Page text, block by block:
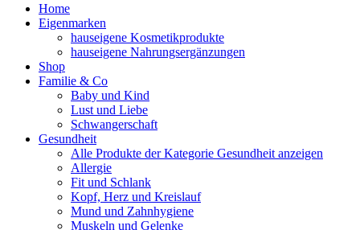
Home
Eigenmarken
hauseigene Kosmetikprodukte
hauseigene Nahrungsergänzungen
Shop
Familie & Co
Baby und Kind
Lust und Liebe
Schwangerschaft
Gesundheit
Alle Produkte der Kategorie Gesundheit anzeigen
Allergie
Fit und Schlank
Kopf, Herz und Kreislauf
Mund und Zahnhygiene
Muskeln und Gelenke